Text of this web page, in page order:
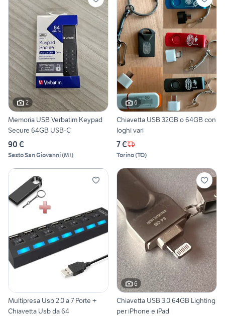
2
Memoria USB Verbatim Keypad
Secure 64GB USB-C
90 €
Sesto San Giovanni(MI)
6
Chiavetta USB 32GB o 64GB con
loghi vari
7 €
Torino(TO)
Multipresa Usb 2.0 a 7 Porte +
Chiavetta Usb da 64
6
Chiavetta USB 3.0 64GB Lighting
per iPhone e iPad